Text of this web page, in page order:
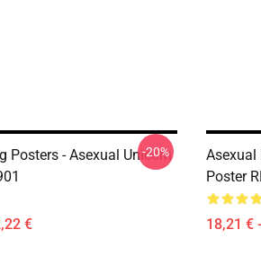
Posters - Asexual Unicorn
€
-20%
Asexual
Poster
18,21 €